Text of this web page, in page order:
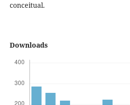
conceitual.
Downloads